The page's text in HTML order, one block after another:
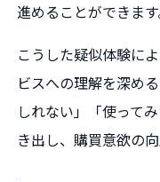
進めることができます
こうした疑似体験に
ビスへの理解を深め
しれない」「使って
き出し、購買意欲の